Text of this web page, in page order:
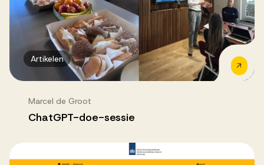
Artikelen
Marcel de Groot
ChatGPT-doe-sessie